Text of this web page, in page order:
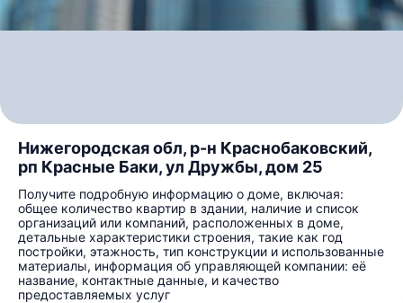
Нижегородская обл, р-н Краснобаковский,
рп Красные Баки, ул Дружбы, дом 25
Получите подробную информацию о доме, включая:
общее количество квартир в здании, наличие и список
организаций или компаний, расположенных в доме,
детальные характеристики строения, такие как год
постройки, этажность, тип конструкции и использованные
материалы, информация об управляющей компании: её
название, контактные данные, и качество
предоставляемых услуг